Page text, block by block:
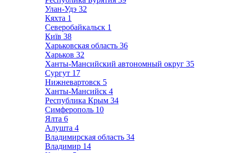
Улан-Удэ 32
Кяхта 1
Северобайкальск 1
Київ 38
Харьковская область 36
Харьков 32
Ханты-Мансийский автономный округ 35
Сургут 17
Нижневартовск 5
Ханты-Мансийск 4
Республика Крым 34
Симферополь 10
Ялта 6
Алушта 4
Владимирская область 34
Владимир 14